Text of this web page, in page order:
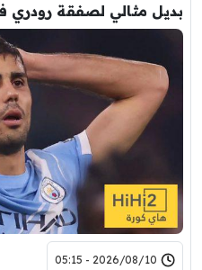
بديل مثالي لصفقة رودري
2026/08/10 - 05:15